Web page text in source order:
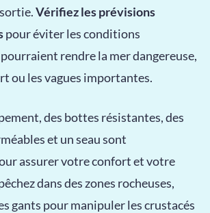
Vérifiez les prévisions
pour éviter les conditions
rendre la mer dangereuse,
ou les vagues importantes.
des bottes résistantes, des
et un seau sont
assurer votre confort et votre
dans des zones rocheuses,
gants pour manipuler les crustacés